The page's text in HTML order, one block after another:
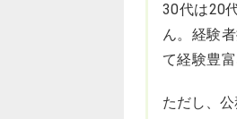
30代は20
ん。経験
て経験豊
ただし、